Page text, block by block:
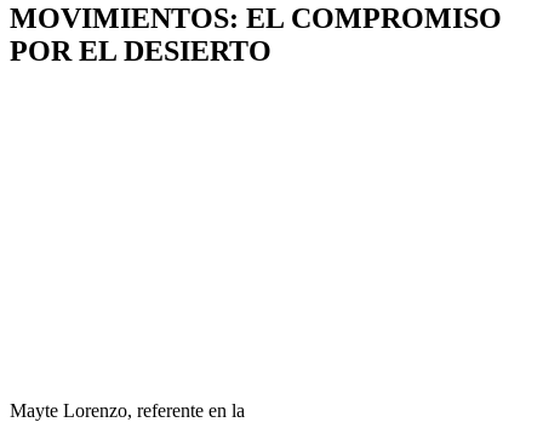
MOVIMIENTOS: EL COMPROMISO
POR EL DESIERTO
Mayte Lorenzo, referente en la